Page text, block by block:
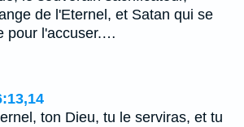
de l'Eternel, et Satan qui se
pour l'accuser.…
ton Dieu, tu le serviras, et tu